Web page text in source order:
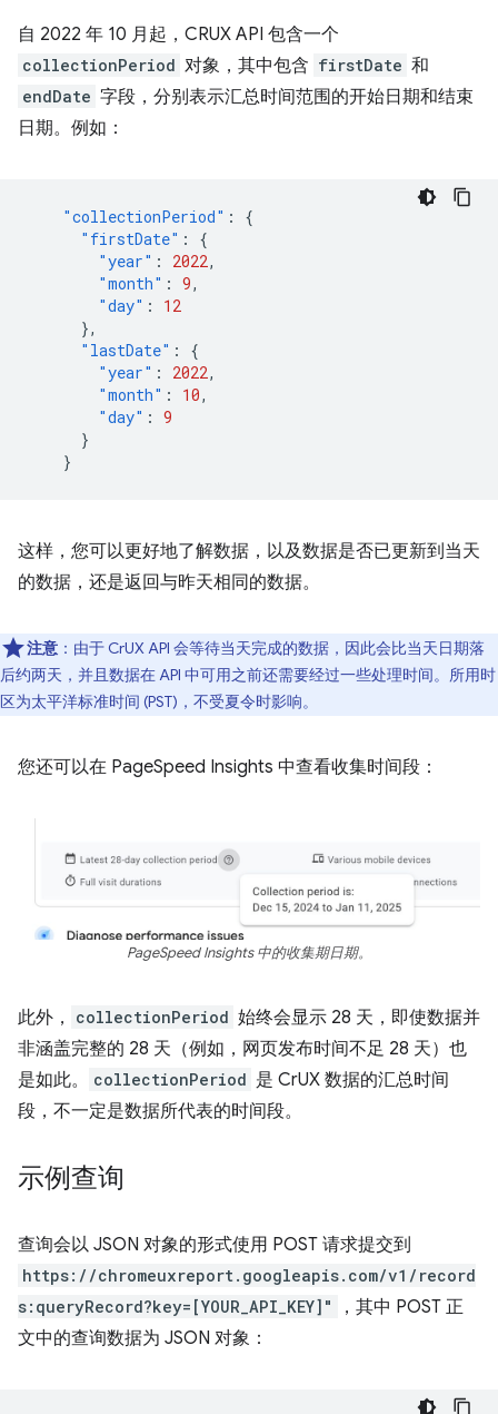
自 2022 年 10 月起，CRUX API 包含一个
collectionPeriod 对象，其中包含 firstDate 和
endDate 字段，分别表示汇总时间范围的开始日期和结束
日期。例如：
"collectionPeriod" :
{
"firstDate" :
{
"year" : 2022,
"month" : 9,
"day" :
12
},
"lastDate" :
{
"year" : 2022,
"month" : 10,
"day" : 9
}
}
这样，您可以更好地了解数据，以及数据是否已更新到当天
的数据，还是返回与昨天相同的数据。
注意 ：由于 CrUX API 会等待当天完成的数据，因此会比当天日期落
后约两天，并且数据在 API 中可用之前还需要经过一些处理时间。所用时
区为太平洋标准时间 (PST)，不受夏令时影响。
您还可以在 PageSpeed Insights 中查看收集时间段：
PageSpeed Insights 中的收集期日期。
此外， collectionPeriod 始终会显示 28 天，即使数据并
非涵盖完整的 28 天（例如，网页发布时间不足 28 天）也
是如此。
collectionPeriod 是 CrUX 数据的汇总时间
段，不一定是数据所代表的时间段。
示例查询
查询会以 JSON 对象的形式使用 POST 请求提交到
https://chromeuxreport.googleapis.com/v1/record
s:queryRecord?key=[YOUR_API_KEY]"
，其中 POST 正
文中的查询数据为 JSON 对象：